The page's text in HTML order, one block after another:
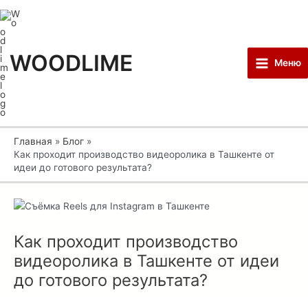
к
содержимому
WOODLIME Меню
Главная
Блог
Как проходит производство видеоролика в Ташкенте от
идеи до готового результата?
Как проходит производство
видеоролика в Ташкенте от идеи
до готового результата?
navigation